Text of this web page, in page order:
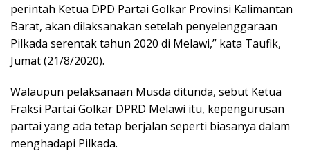
perintah Ketua DPD Partai Golkar Provinsi Kalimantan
Barat, akan dilaksanakan setelah penyelenggaraan
Pilkada serentak tahun 2020 di Melawi,” kata Taufik,
Jumat (21/8/2020).
Walaupun pelaksanaan Musda ditunda, sebut Ketua
Fraksi Partai Golkar DPRD Melawi itu, kepengurusan
partai yang ada tetap berjalan seperti biasanya dalam
menghadapi Pilkada.